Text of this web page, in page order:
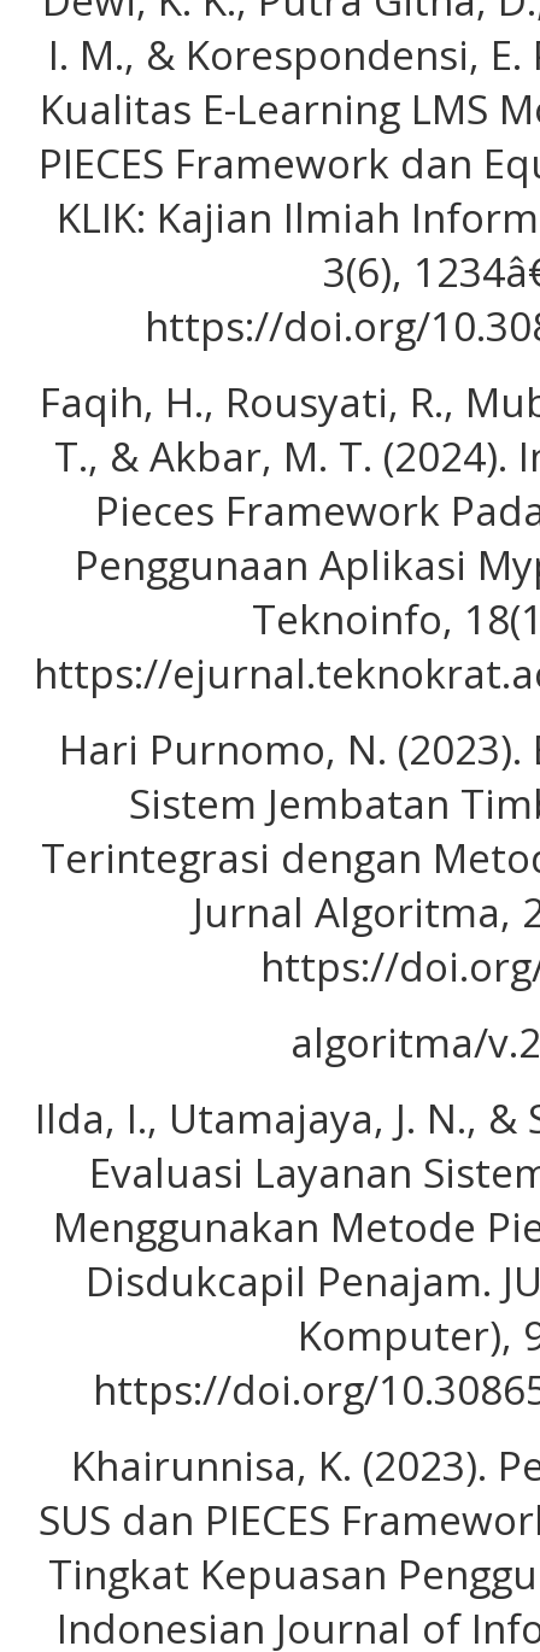
I. M., & Korespondensi,
Kualitas E-Learning LMS
PIECES Framework dan
KLIK: Kajian Ilmiah
3(6),
https://doi.org/
Faqih, H., Rousyati, R.,
T., & Akbar, M. T.
Pieces Framework
Penggunaan Aplikasi
Teknoinfo,
https://
Hari Purnomo, N.
Sistem Jembatan
Terintegrasi dengan
Jurnal Algoritma,
https://
algoritma/
Ilda, I., Utamajaya, J. N., &
Evaluasi Layanan
Menggunakan Metode
Disdukcapil Penajam.
Komputer),
https://doi.org/
Khairunnisa, K. (2023).
SUS dan PIECES
Tingkat Kepuasan
Indonesian Journal of